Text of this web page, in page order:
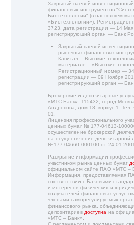
Закрытый паевой
финансовых инструментов
Биотехнологии" (в настоящем
«Биотехнологии»).
3723, дата регистрации — 14 Мая
регистрирующий орган — Банк
Закрытый паевой
рыночных финансовых
Капитал – Высокие
материале – «Высокие
Регистрационный номер —
регистрации — 09 Ноября
регистрирующий орган —
Брокерские и депозитарные
«МТС-Банк»: 115432, город
Андропова, дом 18, корпус 1. Тел.
01.
Лицензия профессионального
ценных бумаг № 177-04613-
осуществление брокерской
на осуществление депозитарной
№177-04660-000100 от 24.01.2001
Раскрытие информации
участником рынка ценных бумаг
официальном сайте ПАО «МТС –
Информация, предоставляемая
соответствии с Базовыми
и интересов физических и
получателей финансовых услуг,
членами саморегулируемых
финансового рынка,
депозитариев доступна на
«МТС – Банк».